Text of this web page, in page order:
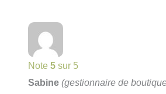
Note 5 sur 5
Sabine (gestionnaire de